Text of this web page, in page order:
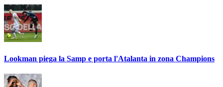
Lookman piega la Samp e porta l'Atalanta in zona Champions